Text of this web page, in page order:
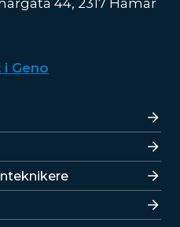
44, 2317 Hamar
Geno